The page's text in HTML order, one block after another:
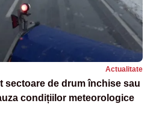
Actualitate
sectoare de drum închise sau
condițiilor meteorologice